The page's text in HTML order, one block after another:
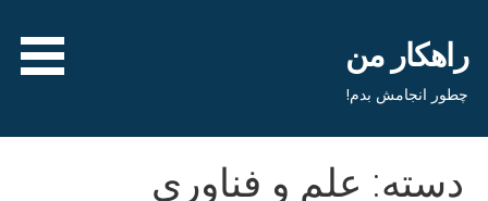
محتواراهکار من
چطور انجامش بدم!
دسته: علم و فناوری